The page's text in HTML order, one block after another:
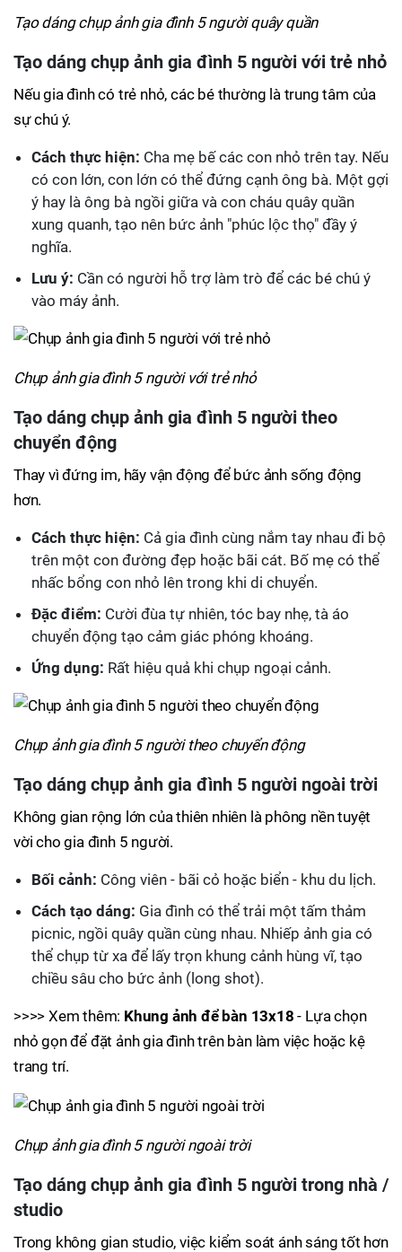
Tạo dáng chụp ảnh gia đình 5 người quây quần
Tạo dáng chụp ảnh gia đình 5 người với trẻ nhỏ
Nếu gia đình có trẻ nhỏ, các bé thường là trung tâm của
sự chú ý.
Cách thực hiện: Cha mẹ bế các con nhỏ trên tay. Nếu
có con lớn, con lớn có thể đứng cạnh ông bà. Một gợi
ý hay là ông bà ngồi giữa và con cháu quây quần
xung quanh, tạo nên bức ảnh "phúc lộc thọ" đầy ý
nghĩa.
Lưu ý: Cần có người hỗ trợ làm trò để các bé chú ý
vào máy ảnh.
Chụp ảnh gia đình 5 người với trẻ nhỏ
Tạo dáng chụp ảnh gia đình 5 người theo
chuyển động
Thay vì đứng im, hãy vận động để bức ảnh sống động
hơn.
Cách thực hiện: Cả gia đình cùng nắm tay nhau đi bộ
trên một con đường đẹp hoặc bãi cát. Bố mẹ có thể
nhấc bổng con nhỏ lên trong khi di chuyển.
Đặc điểm: Cười đùa tự nhiên, tóc bay nhẹ, tà áo
chuyển động tạo cảm giác phóng khoáng.
Ứng dụng: Rất hiệu quả khi chụp ngoại cảnh.
Chụp ảnh gia đình 5 người theo chuyển động
Tạo dáng chụp ảnh gia đình 5 người ngoài trời
Không gian rộng lớn của thiên nhiên là phông nền tuyệt
vời cho gia đình 5 người.
Bối cảnh: Công viên - bãi cỏ hoặc biển - khu du lịch.
Cách tạo dáng: Gia đình có thể trải một tấm thảm
picnic, ngồi quây quần cùng nhau. Nhiếp ảnh gia có
thể chụp từ xa để lấy trọn khung cảnh hùng vĩ, tạo
chiều sâu cho bức ảnh (long shot).
>>>> Xem thêm: Khung ảnh để bàn 13x18- Lựa chọn
nhỏ gọn để đặt ảnh gia đình trên bàn làm việc hoặc kệ
trang trí.
Chụp ảnh gia đình 5 người ngoài trời
Tạo dáng chụp ảnh gia đình 5 người trong nhà /
studio
Trong không gian studio, việc kiểm soát ánh sáng tốt hơn